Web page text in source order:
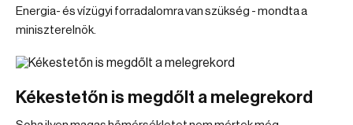
Energia- és vízügyi forradalomra van szükség - mondta a
miniszterelnök.
Kékestetőn is megdőlt a melegrekord